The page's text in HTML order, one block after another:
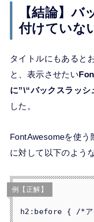
【結論】
付けていな
タイトルにもあると
と、表示させたい
に”\“バックスラッ
した。
FontAwesomeを使う
に対して以下のよう
例【正解】
h2:before { /*アイ